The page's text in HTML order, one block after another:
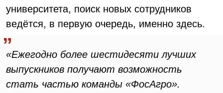
университета, поиск новых сотрудников
ведётся, в первую очередь, именно здесь.
«Ежегодно более шестидесяти лучших
выпускников получают возможность
стать частью команды «ФосАгро».